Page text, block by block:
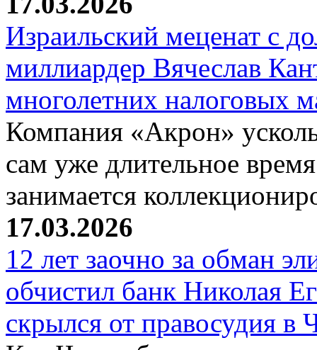
Израильский меценат с
миллиардер Вячеслав
многолетних налоговых
Компания «Акрон»
сам уже длительное
занимается
17.03.2026
12 лет заочно за обман
обчистил банк Николая
скрылся от правосудия в